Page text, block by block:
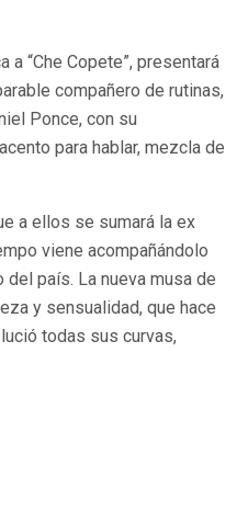
a “Che Copete”, presentará
compañero de rutinas,
Ponce, con su
para hablar, mezcla de
a ellos se sumará la ex
viene acompañándolo
país. La nueva musa de
y sensualidad, que hace
todas sus curvas,